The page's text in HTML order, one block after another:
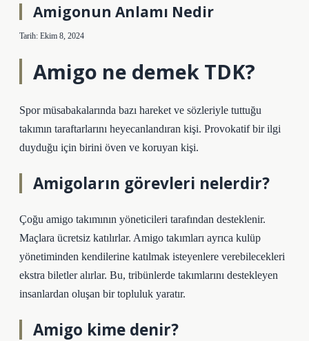
Amigonun Anlamı Nedir
Tarih: Ekim 8, 2024
Amigo ne demek TDK?
Spor müsabakalarında bazı hareket ve sözleriyle tuttuğu
takımın taraftarlarını heyecanlandıran kişi. Provokatif bir ilgi
duyduğu için birini öven ve koruyan kişi.
Amigoların görevleri nelerdir?
Çoğu amigo takımının yöneticileri tarafından desteklenir.
Maçlara ücretsiz katılırlar. Amigo takımları ayrıca kulüp
yönetiminden kendilerine katılmak isteyenlere verebilecekleri
ekstra biletler alırlar. Bu, tribünlerde takımlarını destekleyen
insanlardan oluşan bir topluluk yaratır.
Amigo kime denir?